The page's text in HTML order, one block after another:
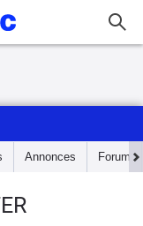
Annonces Forum